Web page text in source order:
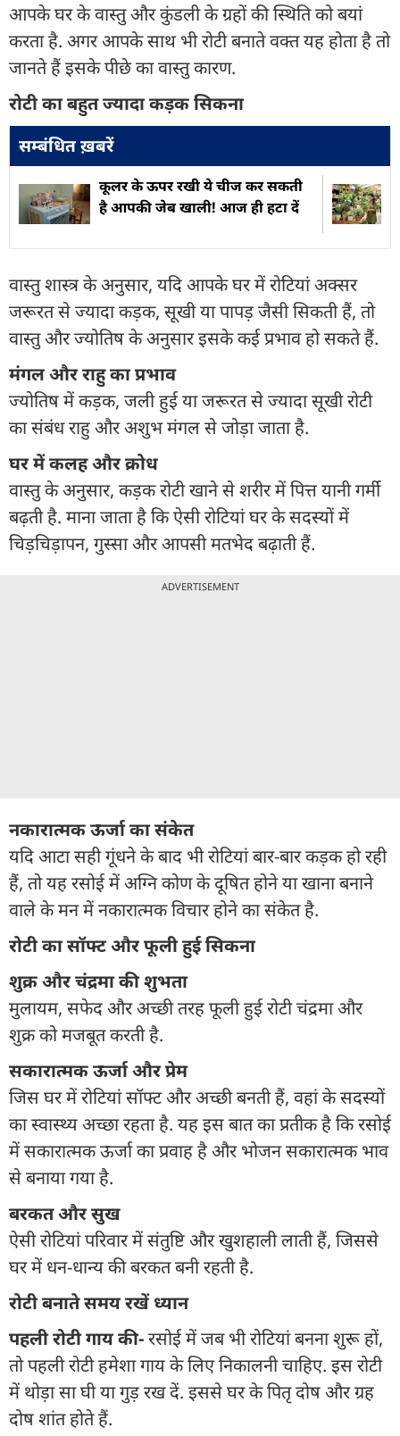
आपके घर के वास्तु और कुंडली के ग्रहों की स्थिति को बयां
करता है. अगर आपके साथ भी रोटी बनाते वक्त यह होता है तो
जानते हैं इसके पीछे का वास्तु कारण.
रोटी का बहुत ज्यादा कड़क सिकना
सम्बंधित ख़बरें
कूलर के ऊपर रखी ये चीज कर सकती
है आपकी जेब खाली! आज ही हटा दें
वास्तु शास्त्र के अनुसार, यदि आपके घर में रोटियां अक्सर
जरूरत से ज्यादा कड़क, सूखी या पापड़ जैसी सिकती हैं, तो
वास्तु और ज्योतिष के अनुसार इसके कई प्रभाव हो सकते हैं.
मंगल और राहु का प्रभाव
ज्योतिष में कड़क, जली हुई या जरूरत से ज्यादा सूखी रोटी
का संबंध राहु और अशुभ मंगल से जोड़ा जाता है.
घर में कलह और क्रोध
वास्तु के अनुसार, कड़क रोटी खाने से शरीर में पित्त यानी गर्मी
बढ़ती है. माना जाता है कि ऐसी रोटियां घर के सदस्यों में
चिड़चिड़ापन, गुस्सा और आपसी मतभेद बढ़ाती हैं.
ADVERTISEMENT
नकारात्मक ऊर्जा का संकेत
यदि आटा सही गूंधने के बाद भी रोटियां बार-बार कड़क हो रही
हैं, तो यह रसोई में अग्नि कोण के दूषित होने या खाना बनाने
वाले के मन में नकारात्मक विचार होने का संकेत है.
रोटी का सॉफ्ट और फूली हुई सिकना
शुक्र और चंद्रमा की शुभता
मुलायम, सफेद और अच्छी तरह फूली हुई रोटी चंद्रमा और
शुक्र को मजबूत करती है.
सकारात्मक ऊर्जा और प्रेम
जिस घर में रोटियां सॉफ्ट और अच्छी बनती हैं, वहां के सदस्यों
का स्वास्थ्य अच्छा रहता है. यह इस बात का प्रतीक है कि रसोई
में सकारात्मक ऊर्जा का प्रवाह है और भोजन सकारात्मक भाव
से बनाया गया है.
बरकत और सुख
ऐसी रोटियां परिवार में संतुष्टि और खुशहाली लाती हैं, जिससे
घर में धन-धान्य की बरकत बनी रहती है.
रोटी बनाते समय रखें ध्यान
पहली रोटी गाय की-रसोई में जब भी रोटियां बनना शुरू हों,
तो पहली रोटी हमेशा गाय के लिए निकालनी चाहिए. इस रोटी
में थोड़ा सा घी या गुड़ रख दें. इससे घर के पितृ दोष और ग्रह
दोष शांत होते हैं.